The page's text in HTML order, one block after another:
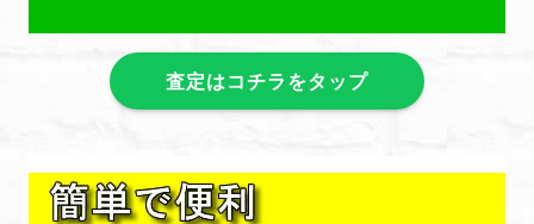
査定はコチラをタップ